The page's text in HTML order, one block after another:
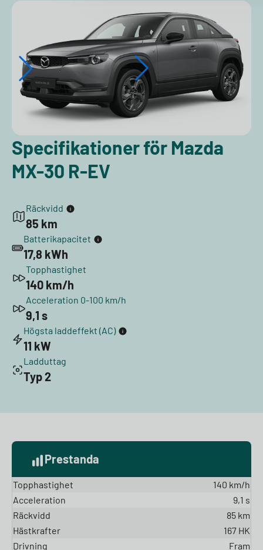
Specifikationer för Mazda
MX-30 R-EV
Räckvidd
85 km
Batterikapacitet
17,8 kWh
Topphastighet
140 km/h
Acceleration 0-100 km/h
9,1 s
Högsta laddeffekt (AC)
11 kW
Ladduttag
Typ 2
Prestanda
Topphastighet
140 km/h
Acceleration
9,1 s
Räckvidd
85 km
Hästkrafter
167 HK
Drivning
Fram